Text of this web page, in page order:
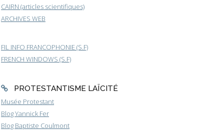
CAIRN (articles scientifiques)
ARCHIVES WEB
FIL INFO FRANCOPHONIE (S.F)
FRENCH WINDOWS (S.F)
PROTESTANTISME LAÏCITÉ
Musée Protestant
Blog Yannick Fer
Blog Baptiste Coulmont